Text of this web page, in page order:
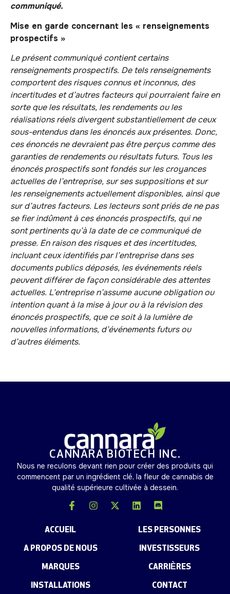
communiqué.
Mise en garde concernant les « renseignements
prospectifs »
Le présent communiqué contient certains
renseignements prospectifs. De tels renseignements
comportent des risques connus et inconnus, des
incertitudes et d’autres facteurs qui pourraient faire en
sorte que les résultats, les rendements ou les
réalisations réels divergent substantiellement de ceux
sous-entendus dans les énoncés aux présentes. Donc,
ces énoncés ne devraient pas être perçus comme des
garanties de rendements ou résultats futurs. Tous les
énoncés prospectifs sont fondés sur les croyances
actuelles de l’entreprise, sur ses suppositions et sur
les renseignements actuellement disponibles, ainsi que
sur d’autres facteurs. Les lecteurs sont priés de ne pas
se fier indûment à ces énoncés prospectifs, qui ne
sont pertinents qu’à la date de ce communiqué de
presse. En raison des risques et des incertitudes,
incluant ceux identifiés par l’entreprise dans ses
documents publics déposés, les événements réels
peuvent différer de façon considérable des attentes
actuelles. L’entreprise n’assume aucune obligation ou
intention quant à la mise à jour ou à la révision des
énoncés prospectifs, que ce soit à la lumière de
nouvelles informations, d’événements futurs ou
d’autres éléments.
CANNARA BIOTECH INC.
Nous ne reculons devant rien pour créer des produits qui
commencent par un ingrédient clé, la fleur de cannabis de
qualité supérieure cultivée à dessein.
ACCUEIL
A PROPOS DE NOUS
MARQUES
INSTALLATIONS
LES PERSONNES
INVESTISSEURS
CARRIÈRES
CONTACT